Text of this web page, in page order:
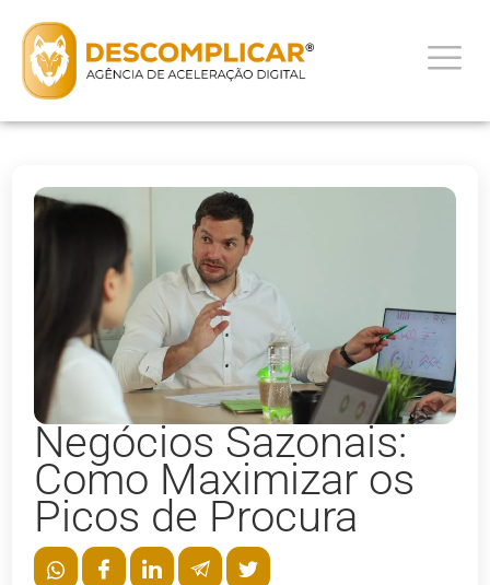
Negócios Sazonais:
Como Maximizar os
Picos de Procura